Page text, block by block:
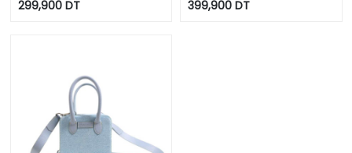
299,900DT 399,900 DT